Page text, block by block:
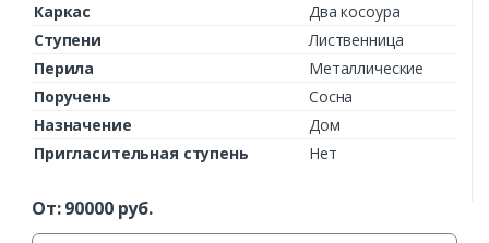
Каркас
Два косоура
Ступени
Лиственница
Перила
Металлические
Поручень
Сосна
Назначение
Дом
Пригласительная ступень
Нет
От:90000руб.